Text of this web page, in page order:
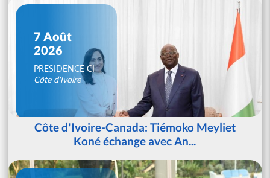
7 Août
2026
PRESIDENCE CI
Côte d'Ivoire
Côte d'Ivoire-Canada: Tiémoko Meyliet
Koné échange avec An...